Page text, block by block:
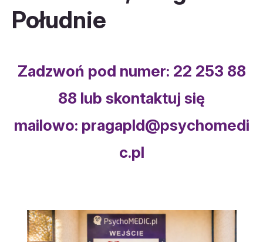
Południe
Zadzwoń pod numer: 22 253 88
88 lub skontaktuj się
mailowo: pragapld@psychomedi
c.pl